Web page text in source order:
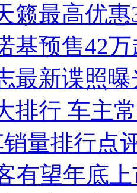
籁最高优
基预售42
最新谍照
排行 车主
量排行点
有望年底